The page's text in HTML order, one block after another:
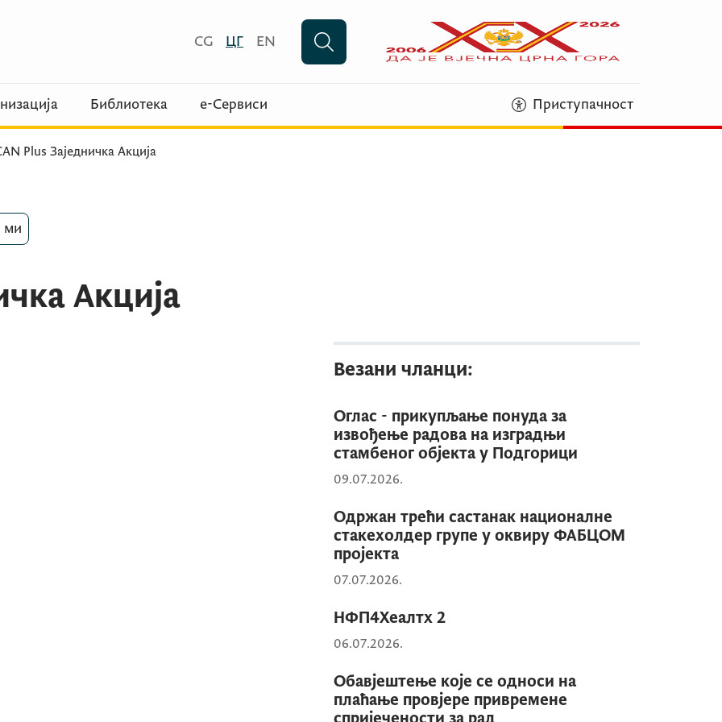
CG ЦГ EN
Библиотека е-Сервиси Приступачност
Plus Заједничка Акција
ми
Акција
Везани чланци:
Оглас - прикупљање понуда за
извођење радова на изградњи
стамбеног објекта у Подгорици
09.07.2026.
Одржан трећи састанак националне
стакехолдер групе у оквиру ФАБЦОМ
пројекта
07.07.2026.
НФП4Хеалтх 2
06.07.2026.
Обавјештење које се односи на
плаћање провјере привремене